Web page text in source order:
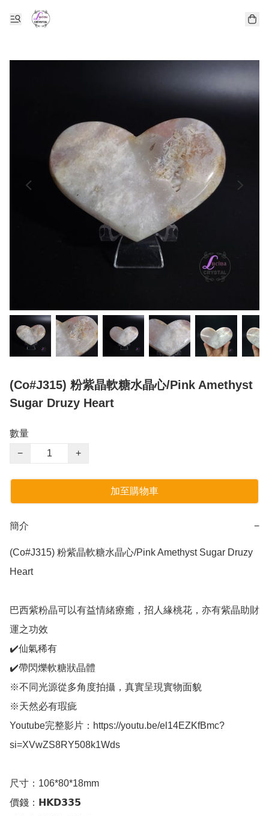
(Co#J315) 粉紫晶軟糖水晶心/Pink Amethyst
Sugar Druzy Heart
數量
−
+
加至購物車
簡介 −
(Co#J315) 粉紫晶軟糖水晶心/Pink Amethyst Sugar Druzy
Heart
巴西紫粉晶可以有益情緒療癒，招人緣桃花，亦有紫晶助財
運之功效
✔️仙氣稀有
✔️帶閃爍軟糖狀晶體
※不同光源從多角度拍攝，真實呈現實物面貌
※天然必有瑕疵
Youtube完整影片：https://youtu.be/el14EZKfBmc?
si=XVwZS8RY508k1Wds
尺寸：106*80*18mm
價錢：𝗛𝗞𝗗𝟯𝟯𝟱